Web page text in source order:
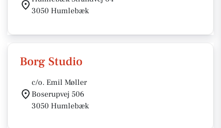
3050 Humlebæk
Borg Studio
c/o. Emil Møller
Boserupvej 506
3050 Humlebæk